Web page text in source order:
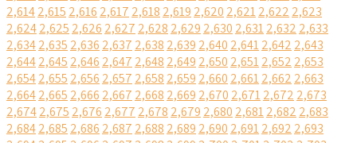
2,6142,615 2,616 2,617 2,618 2,619 2,620 2,6212,622 2,623
2,6242,625 2,626 2,627 2,628 2,629 2,630 2,6312,632 2,633
2,6342,635 2,636 2,637 2,638 2,639 2,640 2,6412,642 2,643
2,6442,645 2,646 2,647 2,648 2,649 2,650 2,6512,652 2,653
2,6542,655 2,656 2,657 2,658 2,659 2,660 2,6612,662 2,663
2,6642,665 2,666 2,667 2,668 2,669 2,670 2,6712,672 2,673
2,6742,675 2,676 2,677 2,678 2,679 2,680 2,6812,682 2,683
2,6842,685 2,686 2,687 2,688 2,689 2,690 2,6912,692 2,693